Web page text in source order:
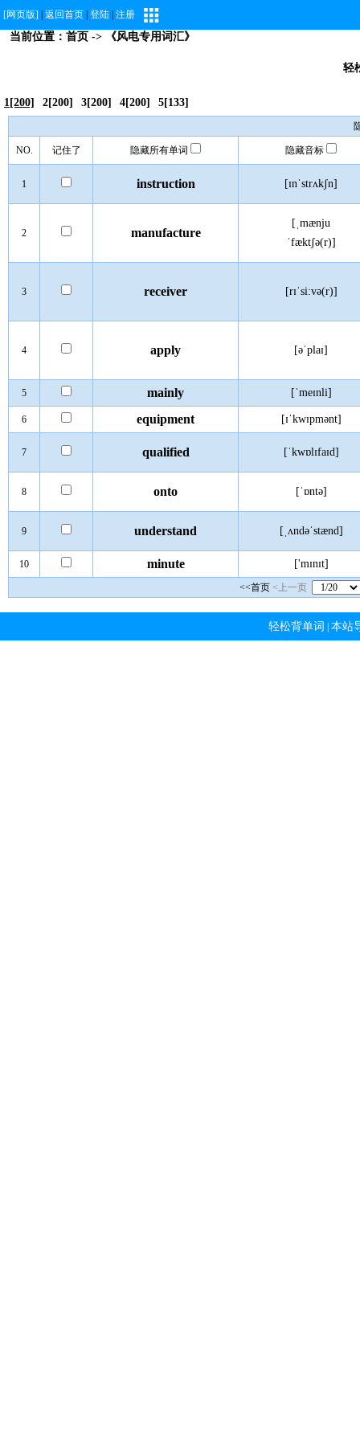
[网页版] 返回首页 登陆 注册
当前位置：首页 -> 《风电专用词汇》
轻
1[200] 2[200] 3[200] 4[200] 5[133]
NO. 记住了 隐藏所有单词 隐藏音标
1 instruction [ɪnˈstrʌkʃn]
2 manufacture
[ˌmænju
ˈfæktʃə(r)]
3 receiver [rɪˈsi:və(r)]
4 apply [əˈplaɪ]
5 mainly [ˈmeɪnli]
6 equipment [ɪˈkwɪpmənt]
7 qualified [ˈkwɒlɪfaɪd]
8 onto [ˈɒntə]
9 understand [ˌʌndəˈstænd]
10 minute ['mɪnɪt]
<<首页 <上一页
轻松背单词 本站